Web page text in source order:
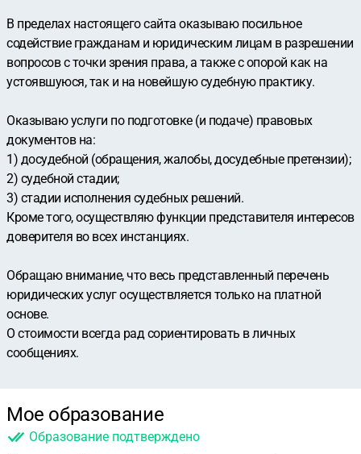
В пределах настоящего сайта оказываю посильное
содействие гражданам и юридическим лицам в разрешении
вопросов с точки зрения права, а также с опорой как на
устоявшуюся, так и на новейшую судебную практику.
Оказываю услуги по подготовке (и подаче) правовых
документов на:
1) досудебной (обращения, жалобы, досудебные претензии);
2) судебной стадии;
3) стадии исполнения судебных решений.
Кроме того, осуществляю функции представителя интересов
доверителя во всех инстанциях.
Обращаю внимание, что весь представленный перечень
юридических услуг осуществляется только на платной
основе.
О стоимости всегда рад сориентировать в личных
сообщениях.
Мое образование
Образование подтверждено